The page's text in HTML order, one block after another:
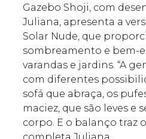
Gazebo Shoji, com
Juliana, apresenta a
Solar Nude, que
sombreamento e bem-
varandas e jardins. “A
com diferentes
sofá que abraça, os
maciez, que são leves e
corpo. E o balanço traz